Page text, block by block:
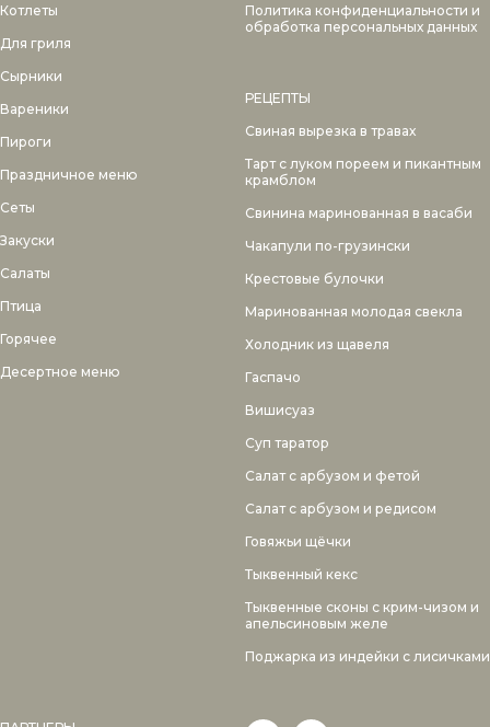
Котлеты
Для гриля
Сырники
Вареники
Пироги
Праздничное меню
Сеты
Закуски
Салаты
Птица
Горячее
Десертное меню
Политика конфиденциальности и
обработка персональных данных
РЕЦЕПТЫ
Свиная вырезка в травах
Тарт с луком пореем и пикантным
крамблом
Свинина маринованная в васаби
Чакапули по-грузински
Крестовые булочки
Маринованная молодая свекла
Холодник из щавеля
Гаспачо
Вишисуаз
Суп таратор
Салат с арбузом и фетой
Салат с арбузом и редисом
Говяжьи щёчки
Тыквенный кекс
Тыквенные сконы с крим-чизом и
апельсиновым желе
Поджарка из индейки с лисичками